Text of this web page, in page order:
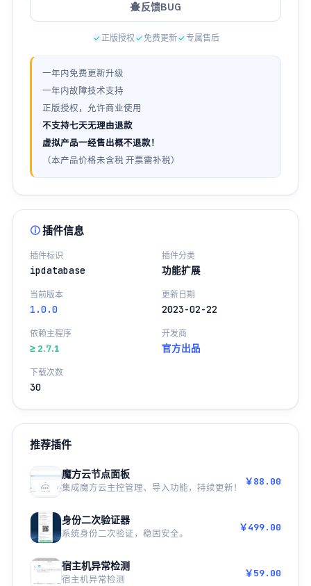
反馈BUG
正版授权 免费更新 专属售后
一年内免费更新升级
一年内故障技术支持
正版授权，允许商业使用
不支持七天无理由退款
虚拟产品一经售出概不退款！
（本产品价格未含税 开票需补税）
插件信息
插件标识
ipdatabase
插件分类
功能扩展
当前版本
1.0.0
更新日期
2023-02-22
依赖主程序
≥ 2.7.1
开发商
官方出品
下载次数
30
推荐插件
魔方云节点面板
集成魔方云主控管理、导入功能，持续更新！ ￥88.00
身份二次验证器
系统身份二次验证，稳固安全。 ￥499.00
宿主机异常检测
宿主机异常检测 ￥59.00